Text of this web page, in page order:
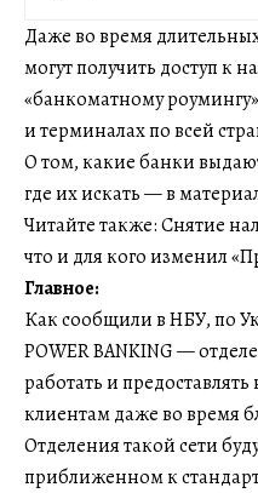
Даже во время
могут получить доступ к
«банкоматному
и терминалах по всей
О том, какие банки
где их искать — в
Читайте также: Снятие
что и для кого изменил
Главное:
Как сообщили в НБУ,по
POWER BANKING —
работать и
клиентам даже во время
Отделения такой сети
приближенном к